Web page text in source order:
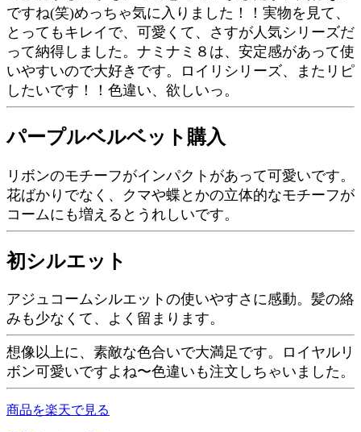
ですね(笑)めっちゃ気に入りました！！実物を見て、
とってもキレイで、可愛くて、さすが人気シリーズだ
って納得しました。ナミナミ８は、安定感があって使
いやすいので大好きです。ロイリシリーズ、またリピ
したいです！！色違い、欲しいっ。
パープルベルベット購入
リボンのモチーフがインパクトがあって可愛いです。
花ばかりでなく、クマや蝶とかの立体的なモチーフが
コームにも増えるとうれしいです。
初シルエット
アジュコームシルエットの使いやすさに感動。髪の絡
みも少なくて、よく留まります。
想像以上に、素敵な色合いで大満足です。ロイヤルリ
ボン可愛いですよね〜色違いも注文しちゃいました。
商品を楽天で見る